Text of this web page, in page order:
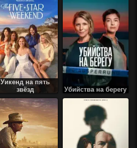
Уикенд на пять
звёзд
Убийства на берегу